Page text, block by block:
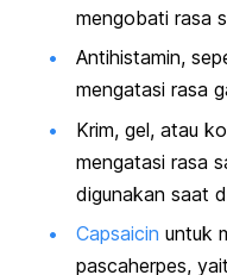
mengobati rasa
Antihistamin,
mengatasi rasa
Krim, gel, atau
mengatasi rasa
digunakan saat
Capsaicin untuk
pascaherpes,